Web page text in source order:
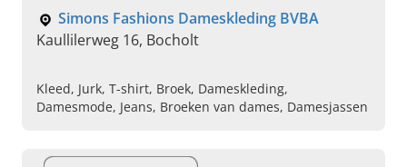
Simons Fashions Dameskleding BVBA
Kaullilerweg 16, Bocholt
Kleed, Jurk, T-shirt, Broek, Dameskleding,
Damesmode, Jeans, Broeken van dames, Damesjassen